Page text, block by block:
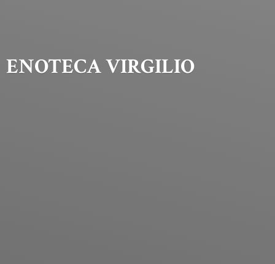
ENOTECA VIRGILIO